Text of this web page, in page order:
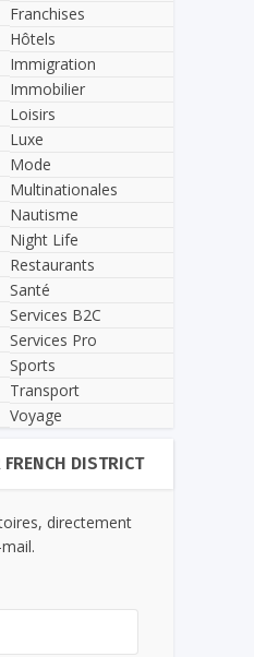
Franchises
Hôtels
Immigration
Immobilier
Loisirs
Luxe
Mode
Multinationales
Nautisme
Night Life
Restaurants
Santé
Services B2C
Services Pro
Sports
Transport
Voyage
FRENCH DISTRICT
directement